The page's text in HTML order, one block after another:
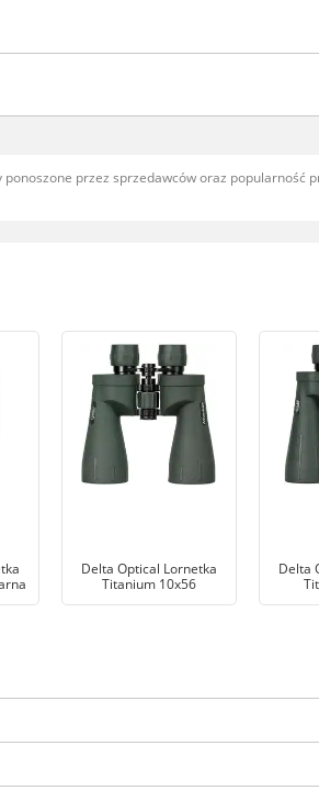
przez sprzedawców oraz popularność
Delta Optical Lornetka
Titanium 10x56
Delta